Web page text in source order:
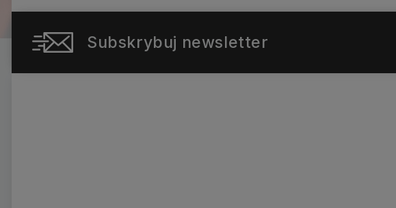
Subskrybuj newsletter